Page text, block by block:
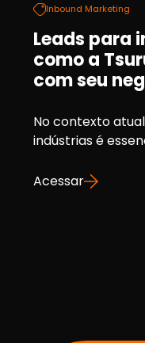
Inbound Marketing
Leads para
como a
com seu
No contexto
indústrias é
Acessar